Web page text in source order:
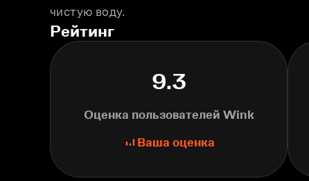
чистую воду.
Рейтинг
9.3
Оценка пользователей Wink
Ваша оценка